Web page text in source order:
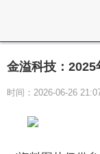
金溢科技：
时间：2026-06-26